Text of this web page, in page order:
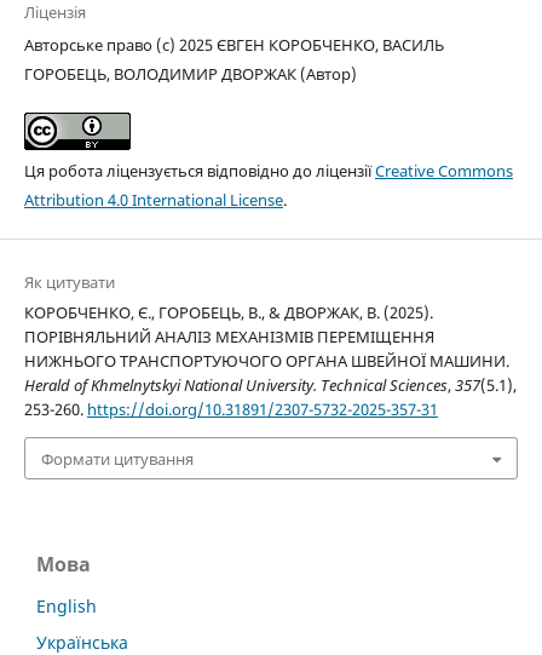
Ліцензія
Авторське право (c) 2025 ЄВГЕН КОРОБЧЕНКО, ВАСИЛЬ
ГОРОБЕЦЬ, ВОЛОДИМИР ДВОРЖАК (Автор)
Ця робота ліцензується відповідно до ліцензіїCreative Commons
Attribution 4.0 International License.
Як цитувати
КОРОБЧЕНКО, Є., ГОРОБЕЦЬ, В., & ДВОРЖАК, В. (2025).
ПОРІВНЯЛЬНИЙ АНАЛІЗ МЕХАНІЗМІВ ПЕРЕМІЩЕННЯ
НИЖНЬОГО ТРАНСПОРТУЮЧОГО ОРГАНА ШВЕЙНОЇ МАШИНИ.
Herald of Khmelnytskyi National University. Technical Sciences,357(5.1),
253-260. https://doi.org/10.31891/2307-5732-2025-357-31
Формати цитування
Мова
English
Українська